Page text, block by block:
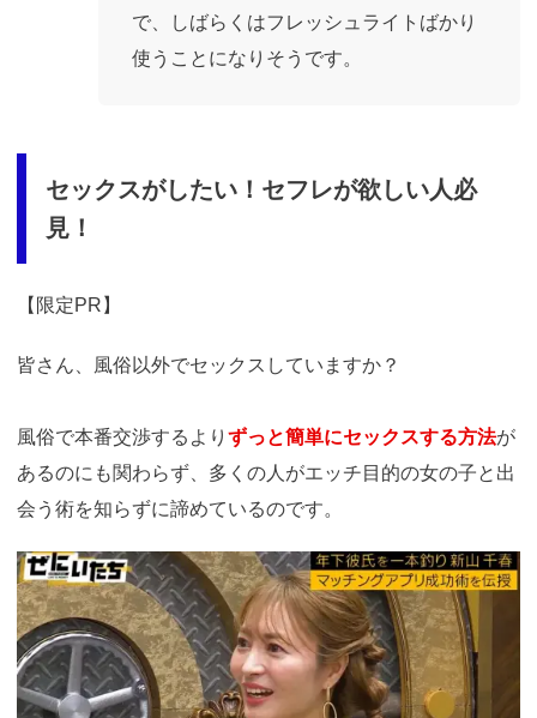
で、しばらくはフレッシュライトばかり
使うことになりそうです。
セックスがしたい！セフレが欲しい人必
見！
【限定PR】
皆さん、風俗以外でセックスしていますか？
風俗で本番交渉するより ずっと簡単にセックスする方法が
あるのにも関わらず、多くの人がエッチ目的の女の子と出
会う術を知らずに諦めているのです。
https://ac.m-
ads.jp/t6d63J515a0bact6/cl/?
bId=i36a5q96&msid=13921